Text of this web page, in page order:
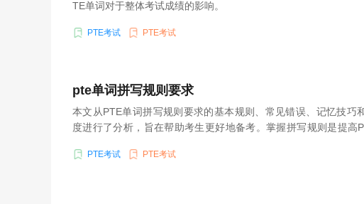
TE单词对于整体考试成绩的影响。
PTE考试 PTE考试
pte单词拼写规则要求
本文从PTE单词拼写规则要求的基本规则、常见错误、记忆技巧
度进行了分析，旨在帮助考生更好地备考。掌握拼写规则是提高
PTE考试 PTE考试